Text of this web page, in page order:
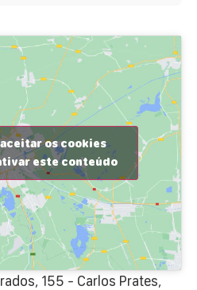
os cookies
este conteúdo
155 - Carlos Prates,